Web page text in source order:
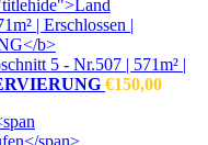
5 - Nr.507 | 571m² |
€150,00